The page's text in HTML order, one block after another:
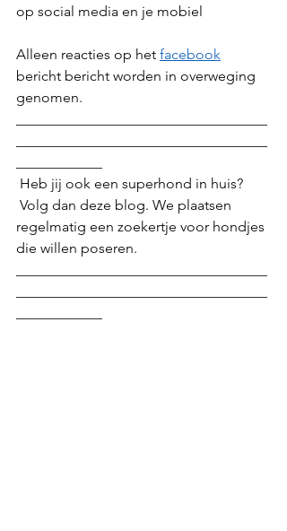
op social media en je mobiel
Alleen reacties op het facebook
bericht bericht worden in overweging
genomen.
Heb jij ook een superhond in huis?
regelmatig een zoekertje voor hondjes
die willen poseren.